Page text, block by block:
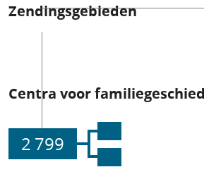
Zendingsgebieden
Centra voor
2 799